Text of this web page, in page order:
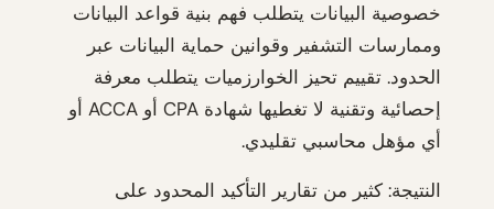
خصوصية البيانات يتطلب فهم بنية قواعد البيانات
وممارسات التشفير وقوانين حماية البيانات عبر
الحدود. تقييم تحيز الخوارزميات يتطلب معرفة
إحصائية وتقنية لا تغطيها شهادة CPA أو ACCA أو
أي مؤهل محاسبي تقليدي.
النتيجة: كثير من تقارير التأكيد المحدود على